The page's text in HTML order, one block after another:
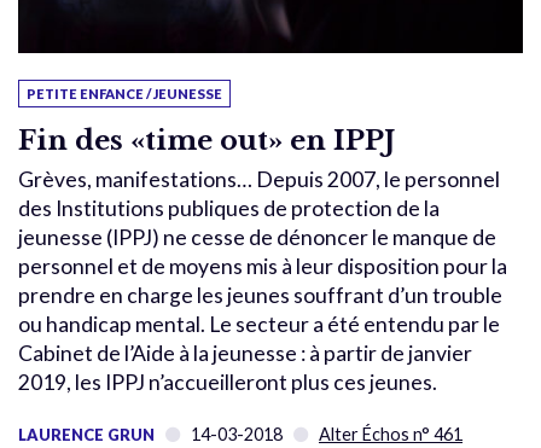
PETITE ENFANCE / JEUNESSE
Fin des «time out» en IPPJ
Grèves, manifestations… Depuis 2007, le personnel
des Institutions publiques de protection de la
jeunesse (IPPJ) ne cesse de dénoncer le manque de
personnel et de moyens mis à leur disposition pour la
prendre en charge les jeunes souffrant d’un trouble
ou handicap mental. Le secteur a été entendu par le
Cabinet de l’Aide à la jeunesse : à partir de janvier
2019, les IPPJ n’accueilleront plus ces jeunes.
LAURENCE GRUN 14-03-2018 Alter Échos n° 461